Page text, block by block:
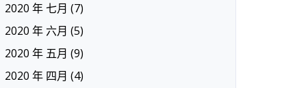
2020 年 七月 (7)
2020 年 六月 (5)
2020 年 五月 (9)
2020 年 四月 (4)